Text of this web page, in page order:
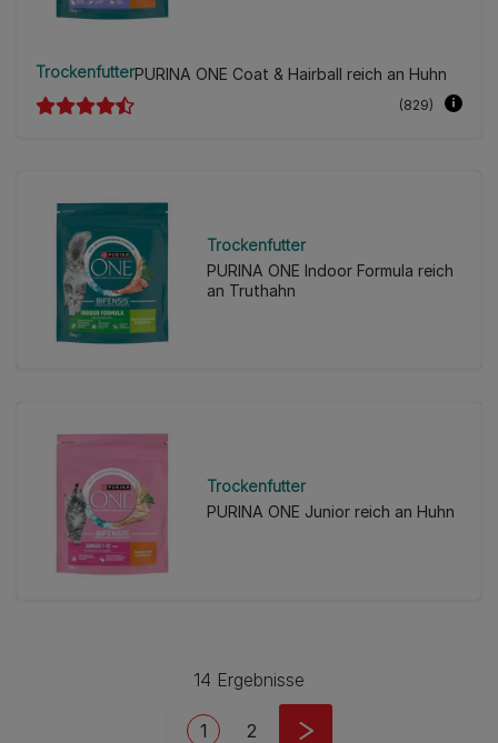
TrockenfutterPURINA ONE Coat & Hairball reich an Huhn
(829)
Trockenfutter
PURINA ONE Indoor Formula reich
an Truthahn
Trockenfutter
PURINA ONE Junior reich an Huhn
14 Ergebnisse
Current page
1 Seite
2